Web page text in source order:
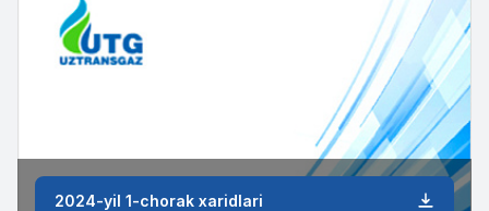
2024-yil 1-chorak xaridlari